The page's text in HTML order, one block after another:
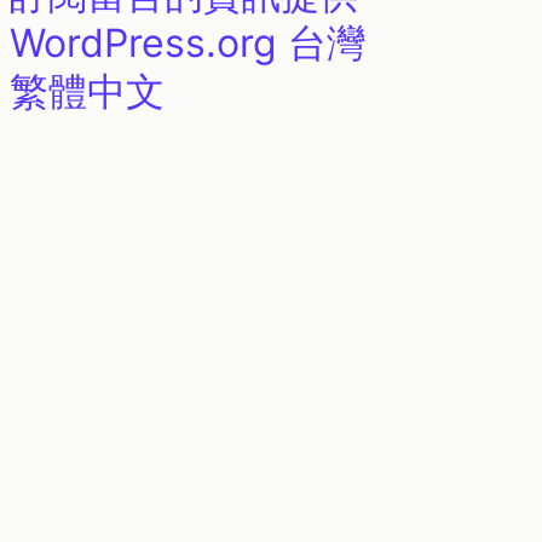
WordPress.org 台灣
繁體中文